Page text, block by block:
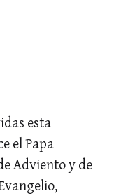
esta
el Papa
Adviento y de